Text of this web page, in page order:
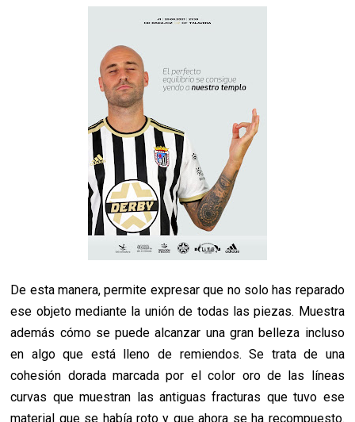
De esta manera, permite expresar que no solo has reparado
ese objeto mediante la unión de todas las piezas. Muestra
además cómo se puede alcanzar una gran belleza incluso
en algo que está lleno de remiendos. Se trata de una
cohesión dorada marcada por el color oro de las líneas
curvas que muestran las antiguas fracturas que tuvo ese
material que se había roto y que ahora se ha recompuesto.